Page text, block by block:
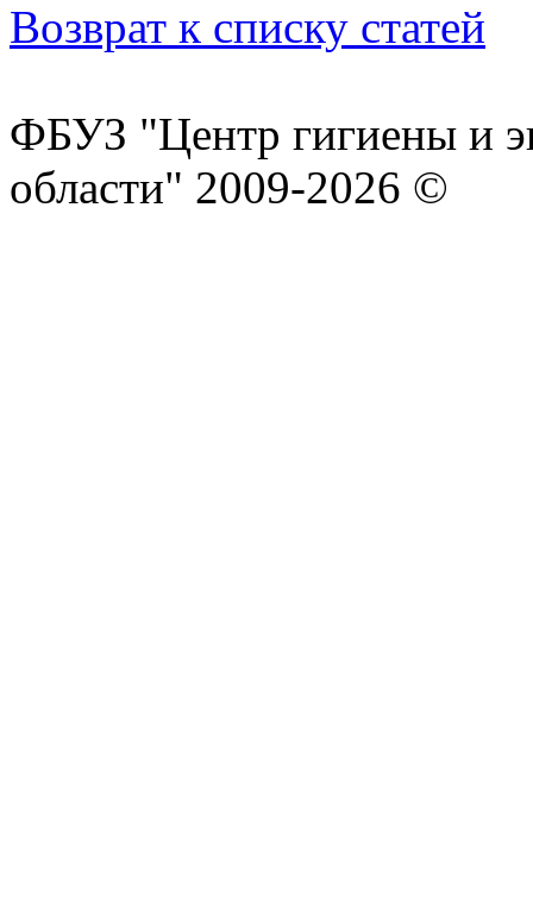
Возврат к списку статей
ФБУЗ "Центр гигиены и
области" 2009-2026 ©